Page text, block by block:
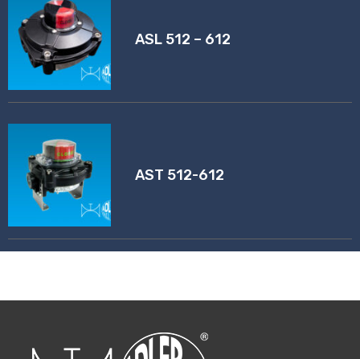
ASL 512 – 612
AST 512-612